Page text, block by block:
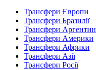
Трансфери Європи
Трансфери Бразилії
Трансфери
Трансфери Америки
Трансфери Африки
Трансфери Азії
Трансфери Росії